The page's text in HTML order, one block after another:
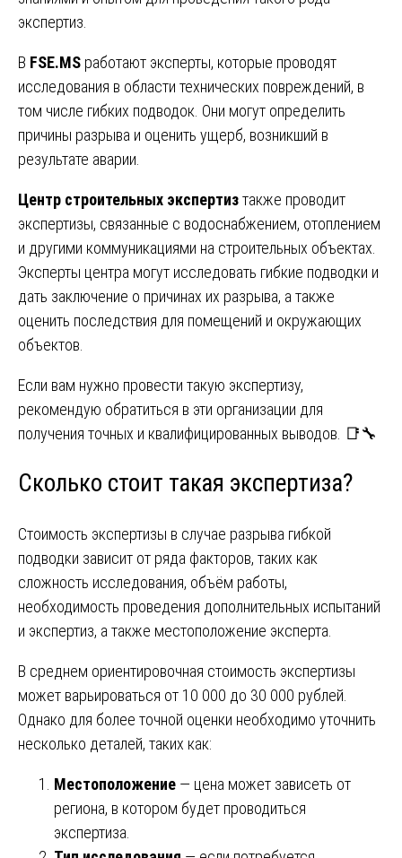
экспертиз.
В FSE.MS работают эксперты, которые проводят
исследования в области технических повреждений, в
том числе гибких подводок. Они могут определить
причины разрыва и оценить ущерб, возникший в
результате аварии.
Центр строительных экспертизтакже проводит
экспертизы, связанные с водоснабжением, отоплением
и другими коммуникациями на строительных объектах.
Эксперты центра могут исследовать гибкие подводки и
дать заключение о причинах их разрыва, а также
оценить последствия для помещений и окружающих
объектов.
Если вам нужно провести такую экспертизу,
рекомендую обратиться в эти организации для
получения точных и квалифицированных выводов. 📑🔧
Сколько стоит такая экспертиза?
Стоимость экспертизы в случае разрыва гибкой
подводки зависит от ряда факторов, таких как
сложность исследования, объём работы,
необходимость проведения дополнительных испытаний
и экспертиз, а также местоположение эксперта.
В среднем ориентировочная стоимость экспертизы
может варьироваться от 10 000 до 30 000 рублей.
Однако для более точной оценки необходимо уточнить
несколько деталей, таких как:
Местоположение — цена может зависеть от
региона, в котором будет проводиться
экспертиза.